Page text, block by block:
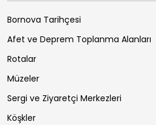
Bornova Tarihçesi
Afet ve Deprem Toplanma Alanları
Rotalar
Müzeler
Sergi ve Ziyaretçi Merkezleri
Köşkler